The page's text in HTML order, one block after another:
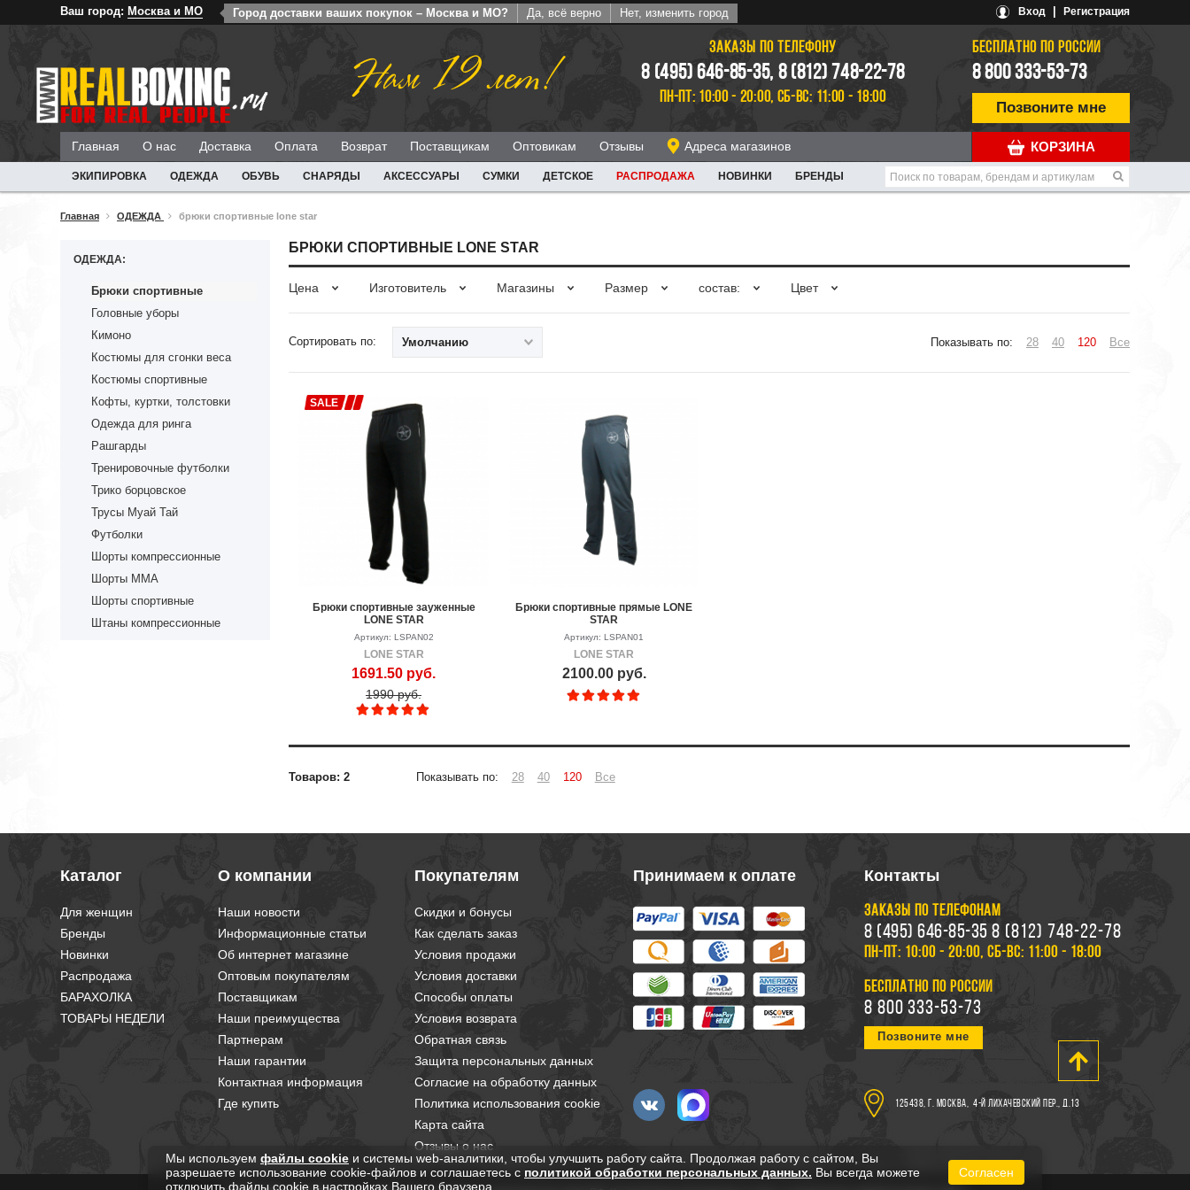
Ваш город: Москва и МО Город доставки ваших покупок – Москва и МО? Да, всё верно Нет, изменить город Вход Регистрация
Нам 19 лет! ЗАКАЗЫ ПО ТЕЛЕФОНУ
8 (495) 646-85-35, 8 (812) 748-22-78
ПН-ПТ: 10:00 - 20:00, СБ-ВС: 11:00 - 18:00
БЕСПЛАТНО ПО РОССИИ
8 800 333-53-73
Позвоните мне
КОРЗИНА
Главная О нас Доставка Оплата Возврат Поставщикам Оптовикам Отзывы Адреса магазинов
ЭКИПИРОВКА ОДЕЖДА ОБУВЬ СНАРЯДЫ АКСЕССУАРЫ СУМКИ ДЕТСКОЕ РАСПРОДАЖА НОВИНКИ БРЕНДЫ
Главная ОДЕЖДА брюки спортивные lone star
ОДЕЖДА:
Брюки спортивные
Головные уборы
Кимоно
Костюмы для сгонки веса
Костюмы спортивные
Кофты, куртки, толстовки
Одежда для ринга
Рашгарды
Тренировочные футболки
Трико борцовское
Трусы Муай Тай
Футболки
Шорты компрессионные
Шорты ММА
Шорты спортивные
Штаны компрессионные
БРЮКИ СПОРТИВНЫЕ LONE STAR
Цена Изготовитель Магазины Размер состав: Цвет
Сортировать по: Умолчанию Показывать по: 28 40 120 Все
SALE
Брюки спортивные зауженные
LONE STAR
Артикул: LSPAN02
LONE STAR
1691.50 руб.
1990 руб.
Брюки спортивные прямые LONE
STAR
Артикул: LSPAN01
LONE STAR
2100.00 руб.
Товаров: 2 Показывать по: 28 40 120 Все
Каталог
Для женщин
Бренды
Новинки
Распродажа
БАРАХОЛКА
ТОВАРЫ НЕДЕЛИ
О компании
Наши новости
Информационные статьи
Об интернет магазине
Оптовым покупателям
Поставщикам
Наши преимущества
Партнерам
Наши гарантии
Контактная информация
Где купить
Покупателям
Скидки и бонусы
Как сделать заказ
Условия продажи
Условия доставки
Способы оплаты
Условия возврата
Обратная связь
Защита персональных данных
Согласие на обработку данных
Политика использования cookie
Карта сайта
Отзывы о нас
Принимаем к оплате Контакты
ЗАКАЗЫ ПО ТЕЛЕФОНАМ
8 (495) 646-85-35 8 (812) 748-22-78
ПН-ПТ: 10:00 - 20:00, СБ-ВС: 11:00 - 18:00
БЕСПЛАТНО ПО РОССИИ
8 800 333-53-73
Позвоните мне
125438, г. Москва, 4-й Лихачевский пер., д.13
Мы используем файлы cookie и системы web-аналитики, чтобы улучшить работу сайта. Продолжая работу с сайтом, Вы
разрешаете использование cookie-файлов и соглашаетесь с политикой обработки персональных данных. Вы всегда можете
отключить файлы cookie в настройках Вашего браузера.
Согласен